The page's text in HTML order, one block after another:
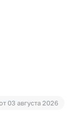
03 августа 2026